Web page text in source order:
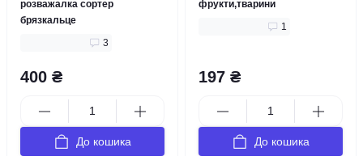
розважалка сортер
брязкальце
3
400 ₴
До кошика
фрукти,тварини
1
197 ₴
До кошика